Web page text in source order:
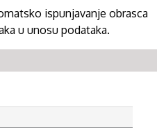
ispunjavanje obrasca
u unosu podataka.